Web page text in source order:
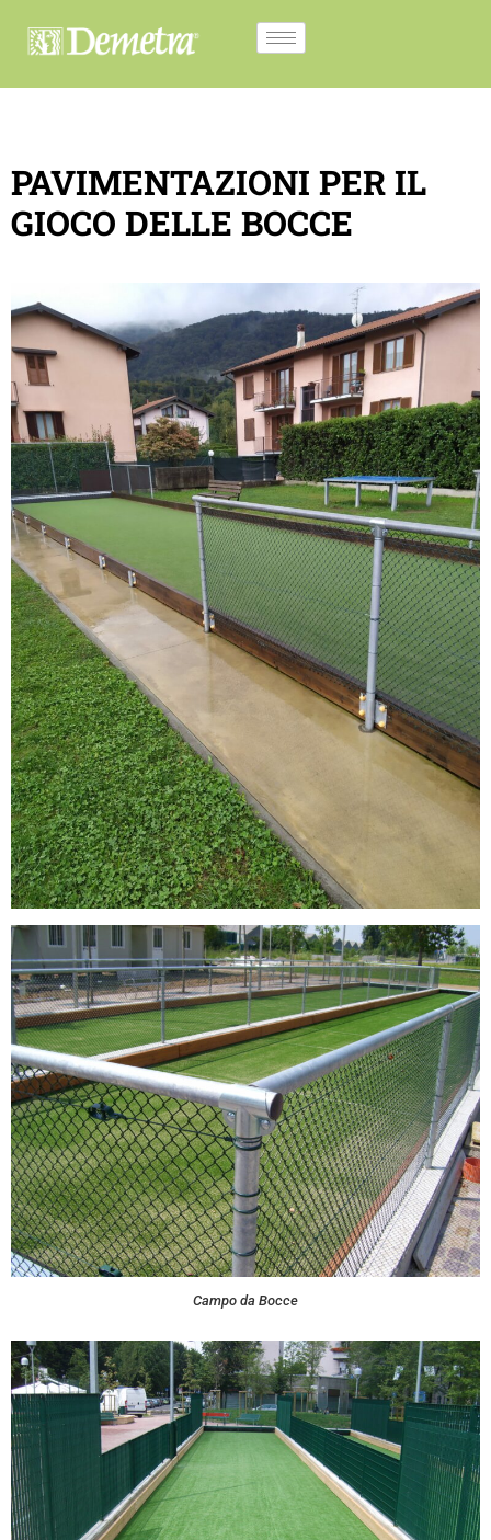
PAVIMENTAZIONI PER IL
GIOCO DELLE BOCCE
Campo da Bocce